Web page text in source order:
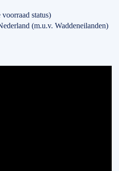
status)
(m.u.v. Waddeneilanden)